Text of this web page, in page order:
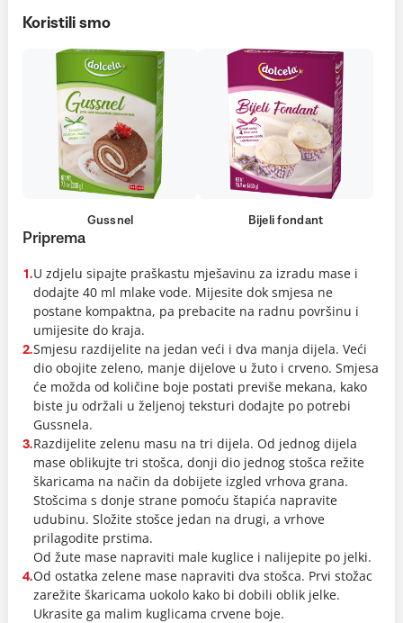
Koristili smo
Gussnel Bijeli fondant
Priprema
1.U zdjelu sipajte praškastu mješavinu za izradu mase i
dodajte 40 ml mlake vode. Mijesite dok smjesa ne
postane kompaktna, pa prebacite na radnu površinu i
umijesite do kraja.
2.Smjesu razdijelite na jedan veći i dva manja dijela. Veći
dio obojite zeleno, manje dijelove u žuto i crveno. Smjesa
će možda od količine boje postati previše mekana, kako
biste ju održali u željenoj teksturi dodajte po potrebi
Gussnela.
3.Razdijelite zelenu masu na tri dijela. Od jednog dijela
mase oblikujte tri stošca, donji dio jednog stošca režite
škaricama na način da dobijete izgled vrhova grana.
Stošcima s donje strane pomoću štapića napravite
udubinu. Složite stošce jedan na drugi, a vrhove
prilagodite prstima.
Od žute mase napraviti male kuglice i nalijepite po jelki.
4.Od ostatka zelene mase napraviti dva stošca. Prvi stožac
zarežite škaricama uokolo kako bi dobili oblik jelke.
Ukrasite ga malim kuglicama crvene boje.